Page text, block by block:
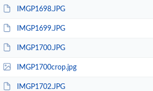
IMGP1698.JPG
IMGP1699.JPG
IMGP1700.JPG
IMGP1700crop.jpg
IMGP1702.JPG